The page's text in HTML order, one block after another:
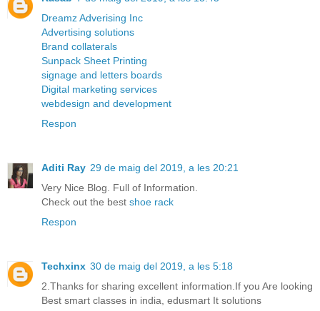
Dreamz Adverising Inc
Advertising solutions
Brand collaterals
Sunpack Sheet Printing
signage and letters boards
Digital marketing services
webdesign and development
Respon
Aditi Ray 29 de maig del 2019, a les 20:21
Very Nice Blog. Full of Information.
Check out the best shoe rack
Respon
Techxinx 30 de maig del 2019, a les 5:18
2.Thanks for sharing excellent information.If you Are looking
Best smart classes in india, edusmart It solutions